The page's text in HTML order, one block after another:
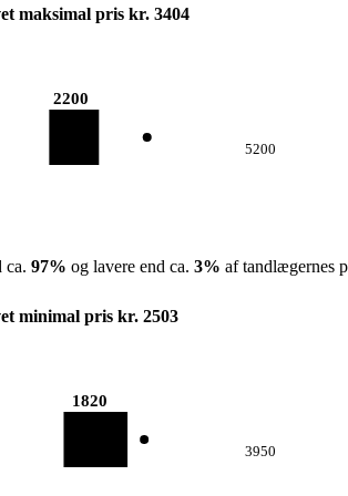
maksimal pris kr. 3404
2200
5200
ca. 97% og lavere end ca. 3% af tandlægernes
minimal pris kr. 2503
1820
3950